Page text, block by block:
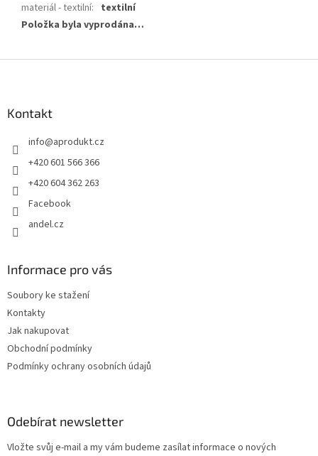
materiál - textilní: textilní
Položka byla vyprodána…
Kontakt
info@aprodukt.cz
+420 601 566 366
+420 604 362 263
Facebook
andel.cz
Informace pro vás
Soubory ke stažení
Kontakty
Jak nakupovat
Obchodní podmínky
Podmínky ochrany osobních údajů
Odebírat newsletter
Vložte svůj e-mail a my vám budeme zasílat informace o nových